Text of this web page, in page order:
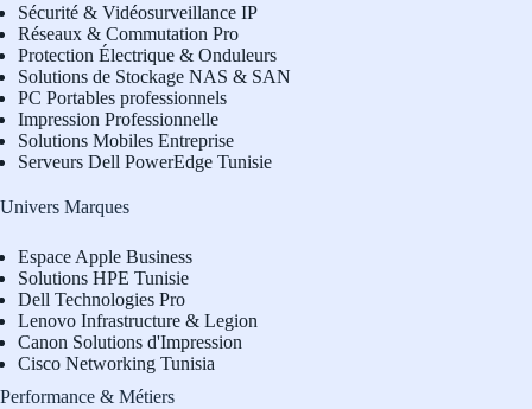
Sécurité & Vidéosurveillance IP
Réseaux & Commutation Pro
Protection Électrique & Onduleurs
Solutions de Stockage NAS & SAN
PC Portables professionnels
Impression Professionnelle
Solutions Mobiles Entreprise
Serveurs Dell PowerEdge Tunisie
Univers Marques
Espace Apple Business
Solutions HPE Tunisie
Dell Technologies Pro
Lenovo Infrastructure & Legion
Canon Solutions d'Impression
Cisco Networking Tunisia
Performance & Métiers